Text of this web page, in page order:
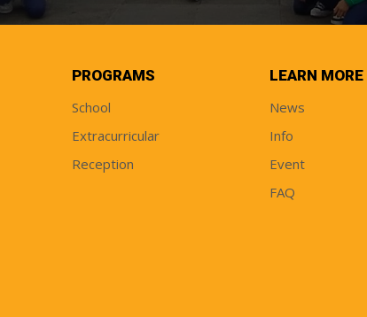
PROGRAMS
School
Extracurricular
Reception
LEARN MORE
News
Info
Event
FAQ